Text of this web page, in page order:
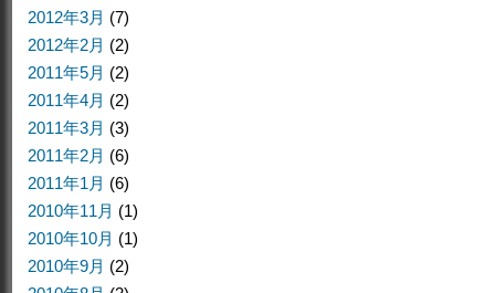
2012年3月 (7)
2012年2月 (2)
2011年5月 (2)
2011年4月 (2)
2011年3月 (3)
2011年2月 (6)
2011年1月 (6)
2010年11月 (1)
2010年10月 (1)
2010年9月 (2)